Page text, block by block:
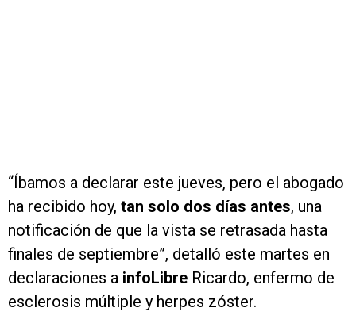
“Íbamos a declarar este jueves, pero el abogado
ha recibido hoy, tan solo dos días antes, una
notificación de que la vista se retrasada hasta
finales de septiembre”, detalló este martes en
declaraciones a infoLibre Ricardo, enfermo de
esclerosis múltiple y herpes zóster.